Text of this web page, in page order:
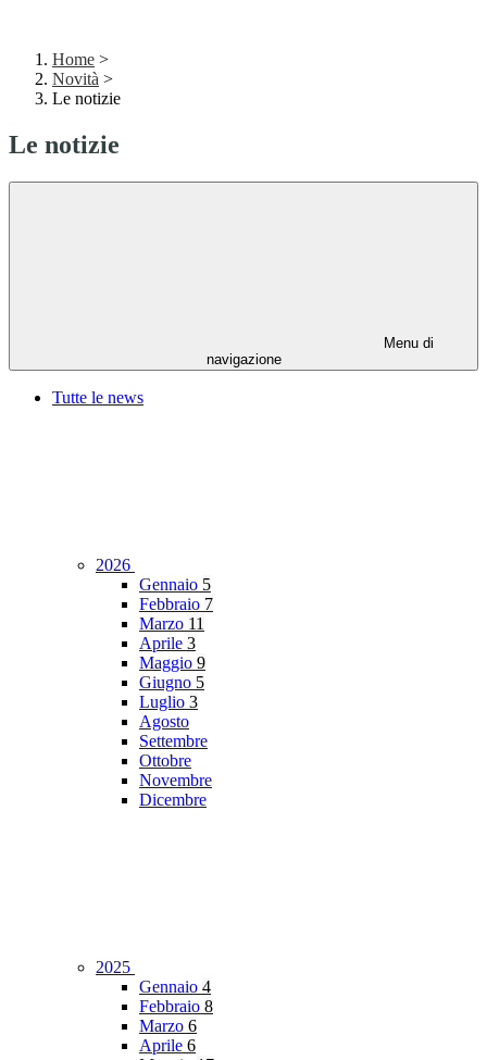
Home >
Novità >
Le notizie
Le notizie
Menu di
navigazione
Tutte le news
2026
Gennaio 5
Febbraio 7
Marzo 11
Aprile 3
Maggio 9
Giugno 5
Luglio 3
Agosto
Settembre
Ottobre
Novembre
Dicembre
2025
Gennaio 4
Febbraio 8
Marzo 6
Aprile 6